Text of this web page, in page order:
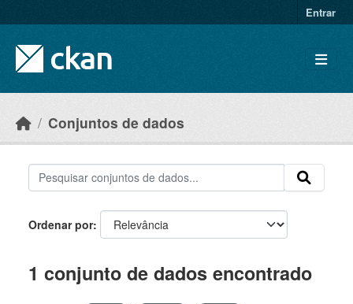
Entrar
Conjuntos de dados
Ordenar por
1 conjunto de dados encontrado